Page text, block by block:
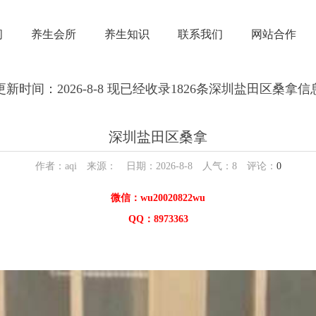
养生会所 养生知识 联系我们 网站合作
新时间：2026-8-8 现已经收录1826条深圳盐田区桑拿信
深圳盐田区桑拿
作者：aqi 来源： 日期：2026-8-8 人气： 8评论： 0
微信：wu20020822wu
QQ：8973363